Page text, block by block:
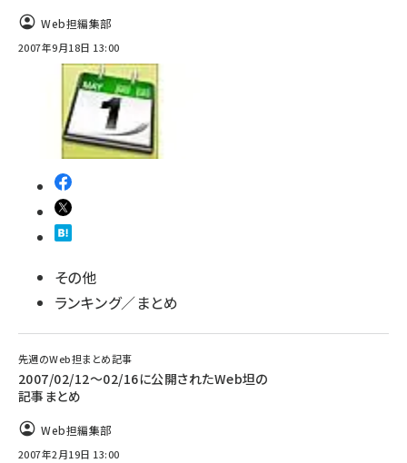
Web担編集部
2007年9月18日 13:00
その他
ランキング／まとめ
先週のWeb担まとめ記事
2007/02/12〜02/16に公開されたWeb坦の
記事まとめ
Web担編集部
2007年2月19日 13:00